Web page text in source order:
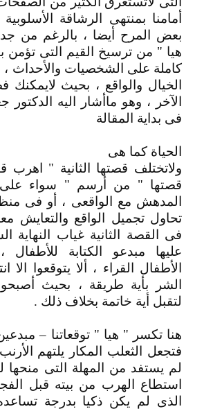
أمامنا بمنتهى الرشاقة
بعض المرح أيضا ، بالرغم من
هيا " من ترسيخ القيم التى
كاملة على الشخصيات والأحداث
الخيال والواقع ، بحيث
الآخر ، وهو ماأشار اليه الدكتور
فى بداية المقالة
الحياة كما هى
ولاتختلف قصتها الثانية "
قصتها " من أرسم " سواء
المدهش مع الواقعى ، أو فى
تحاول تجميل الواقع والتعايش
فى القصة الثانية غياب النهاية
عليها مبدعو الكتابة للأطفال
الأطفال القراء ، ألا يتوقعوا الا
الشر بأية طريقة ، بحيث
لتقبل أية خاتمة بخلاف ذلك .
هنا تكسر " هيا " توقعاتنا –
فتجعل الثعلب المكار يلتهم
لم يستفد من المهلة التى منحها
استطاع الهرب من بيته قبل
الذى لم يكن ذكيا بدرجة